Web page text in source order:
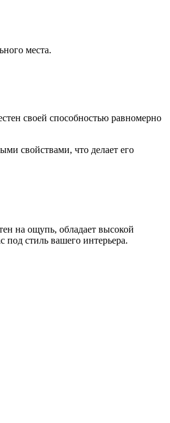
места.
своей способностью равномерно
свойствами, что делает его
на ощупь, обладает высокой
под стиль вашего интерьера.